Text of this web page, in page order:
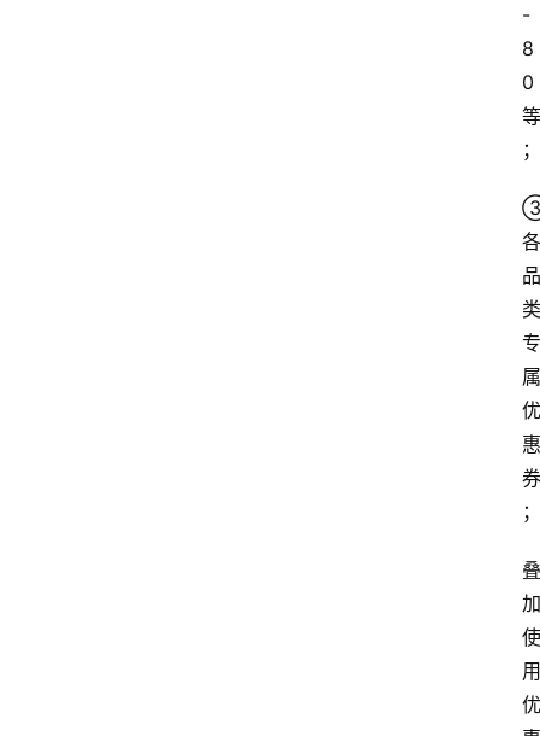
-
8
0
等
；
各
品
类
专
属
优
惠
券
；
叠
加
使
用
优